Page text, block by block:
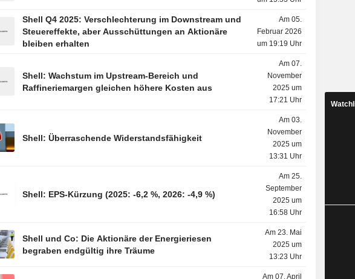
Shell Q4 2025: Verschlechterung im Downstream und
Steuereffekte, aber Ausschüttungen an Aktionäre
bleiben erhalten
Am 05.
Februar 2026
um 19:19 Uhr
Shell: Wachstum im Upstream-Bereich und
Raffineriemargen gleichen höhere Kosten aus
Am 07.
November
2025 um
17:21 Uhr
Shell: Überraschende Widerstandsfähigkeit
Am 03.
November
2025 um
13:31 Uhr
Shell: EPS-Kürzung (2025: -6,2 %, 2026: -4,9 %)
Am 25.
September
2025 um
16:58 Uhr
Shell und Co: Die Aktionäre der Energieriesen
begraben endgültig ihre Träume
Am 23. Mai
2025 um
13:23 Uhr
Am 07. April